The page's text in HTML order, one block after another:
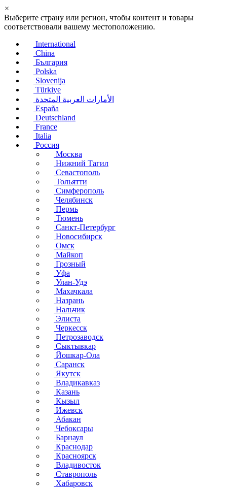
×
Выберите страну или регион, чтобы контент и товары
соответствовали вашему местоположению.
International
China
България
Polska
Slovenija
Türkiye
الأمارات العربية المتحدة
España
Deutschland
France
Italia
Россия
Москва
Нижний Тагил
Севастополь
Тольятти
Симферополь
Челябинск
Пермь
Тюмень
Санкт-Петербург
Новосибирск
Омск
Майкоп
Грозный
Уфа
Улан-Удэ
Махачкала
Назрань
Нальчик
Элиста
Черкесск
Петрозаводск
Сыктывкар
Йошкар-Ола
Саранск
Якутск
Владикавказ
Казань
Кызыл
Ижевск
Абакан
Чебоксары
Барнаул
Краснодар
Красноярск
Владивосток
Ставрополь
Хабаровск